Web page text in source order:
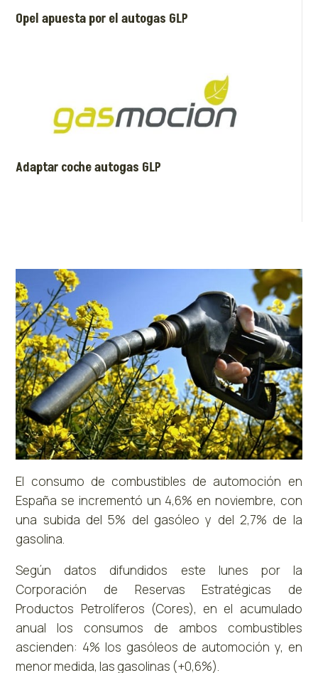
Opel apuesta por el autogas GLP
Adaptar coche autogas GLP
El consumo de combustibles de automoción en
España se incrementó un 4,6% en noviembre, con
una subida del 5% del gasóleo y del 2,7% de la
gasolina.
Según datos difundidos este lunes por la
Corporación de Reservas Estratégicas de
Productos Petrolíferos (Cores), en el acumulado
anual los consumos de ambos combustibles
ascienden: 4% los gasóleos de automoción y, en
menor medida, las gasolinas (+0,6%).